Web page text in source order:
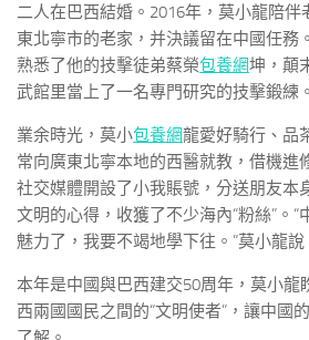
二人在巴西結婚。2016年，莫小龍陪伴
東北寧市的老家，并決議留在中國任務
熟悉了他的技擊徒弟蔡榮包養網坤，顛
武館里當上了一名專門研究的技擊鍛練。
業余時光，莫小包養網龍愛好騎行、品
常向廣東北寧本地的西醫就教，借機進
社交媒體開設了小我賬號，分送朋友本
文明的心得，收獲了不少海內“粉絲”。
魅力了，我要不竭地學下往。”莫小龍說
本年是中國與巴西建交50周年，莫小龍
西兩國國民之間的“文明使者”，讓中國